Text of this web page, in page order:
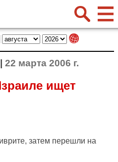
22 марта 2006 г.
ищет
затем перешли на